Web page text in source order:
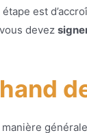
est
devez